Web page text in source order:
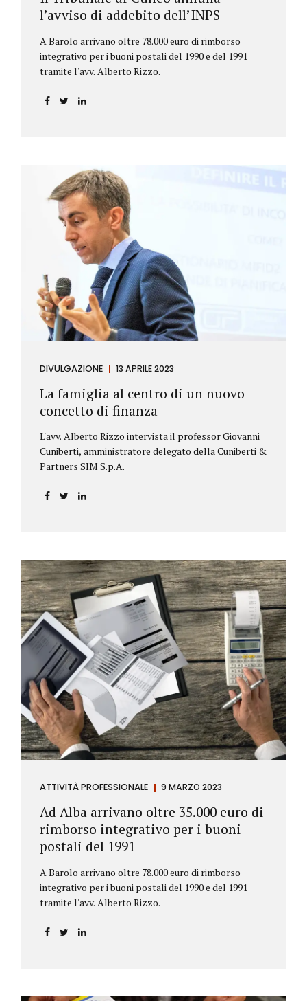
l’avviso di addebito dell’INPS
A Barolo arrivano oltre 78.000 euro di rimborso
integrativo per i buoni postali del 1990 e del 1991
tramite l'avv. Alberto Rizzo.
DIVULGAZIONE 13 APRILE 2023
La famiglia al centro di un nuovo
concetto di finanza
L'avv. Alberto Rizzo intervista il professor Giovanni
Cuniberti, amministratore delegato della Cuniberti &
Partners SIM S.p.A.
ATTIVITÀ PROFESSIONALE 9 MARZO 2023
Ad Alba arrivano oltre 35.000 euro di
rimborso integrativo per i buoni
postali del 1991
A Barolo arrivano oltre 78.000 euro di rimborso
integrativo per i buoni postali del 1990 e del 1991
tramite l'avv. Alberto Rizzo.